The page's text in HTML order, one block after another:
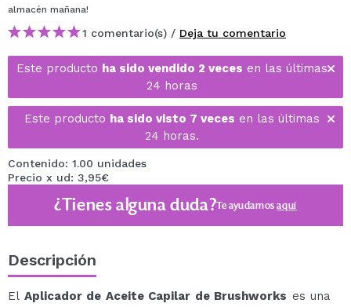
almacén mañana!
1 comentario(s) / Deja tu comentario
Este producto ha sido vendido 2 veces en las últimas
24 horas
Este producto ha sido visto 7 veces en las últimas
24 horas.
Contenido: 1.00 unidades
Precio x ud: 3,95€
¿Tienes alguna duda?Te ayudamosaquí
Descripción
El Aplicador de Aceite Capilar de Brushworks es una